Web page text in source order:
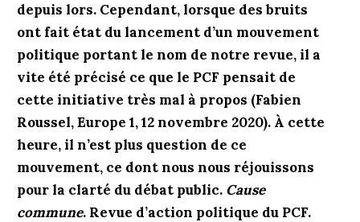
depuis lors. Cependant, lorsque des bruits
ont fait état du lancement d’un mouvement
politique portant le nom de notre revue, il a
vite été précisé ce que le PCF pensait de
cette initiative très mal à propos (Fabien
Roussel, Europe 1, 12 novembre 2020). À cette
heure, il n’est plus question de ce
mouvement, ce dont nous nous réjouissons
pour la clarté du débat public. Cause
commune. Revue d’action politique du PCF.